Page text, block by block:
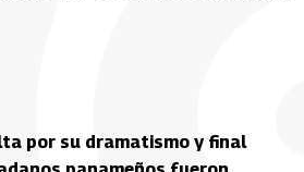
por su dramatismo y final